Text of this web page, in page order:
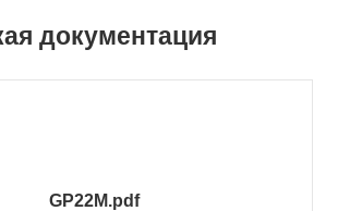
документация
GP22M.pdf